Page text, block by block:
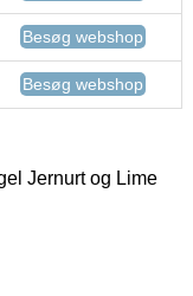
Besøg webshop
Besøg webshop
Jernurt og Lime